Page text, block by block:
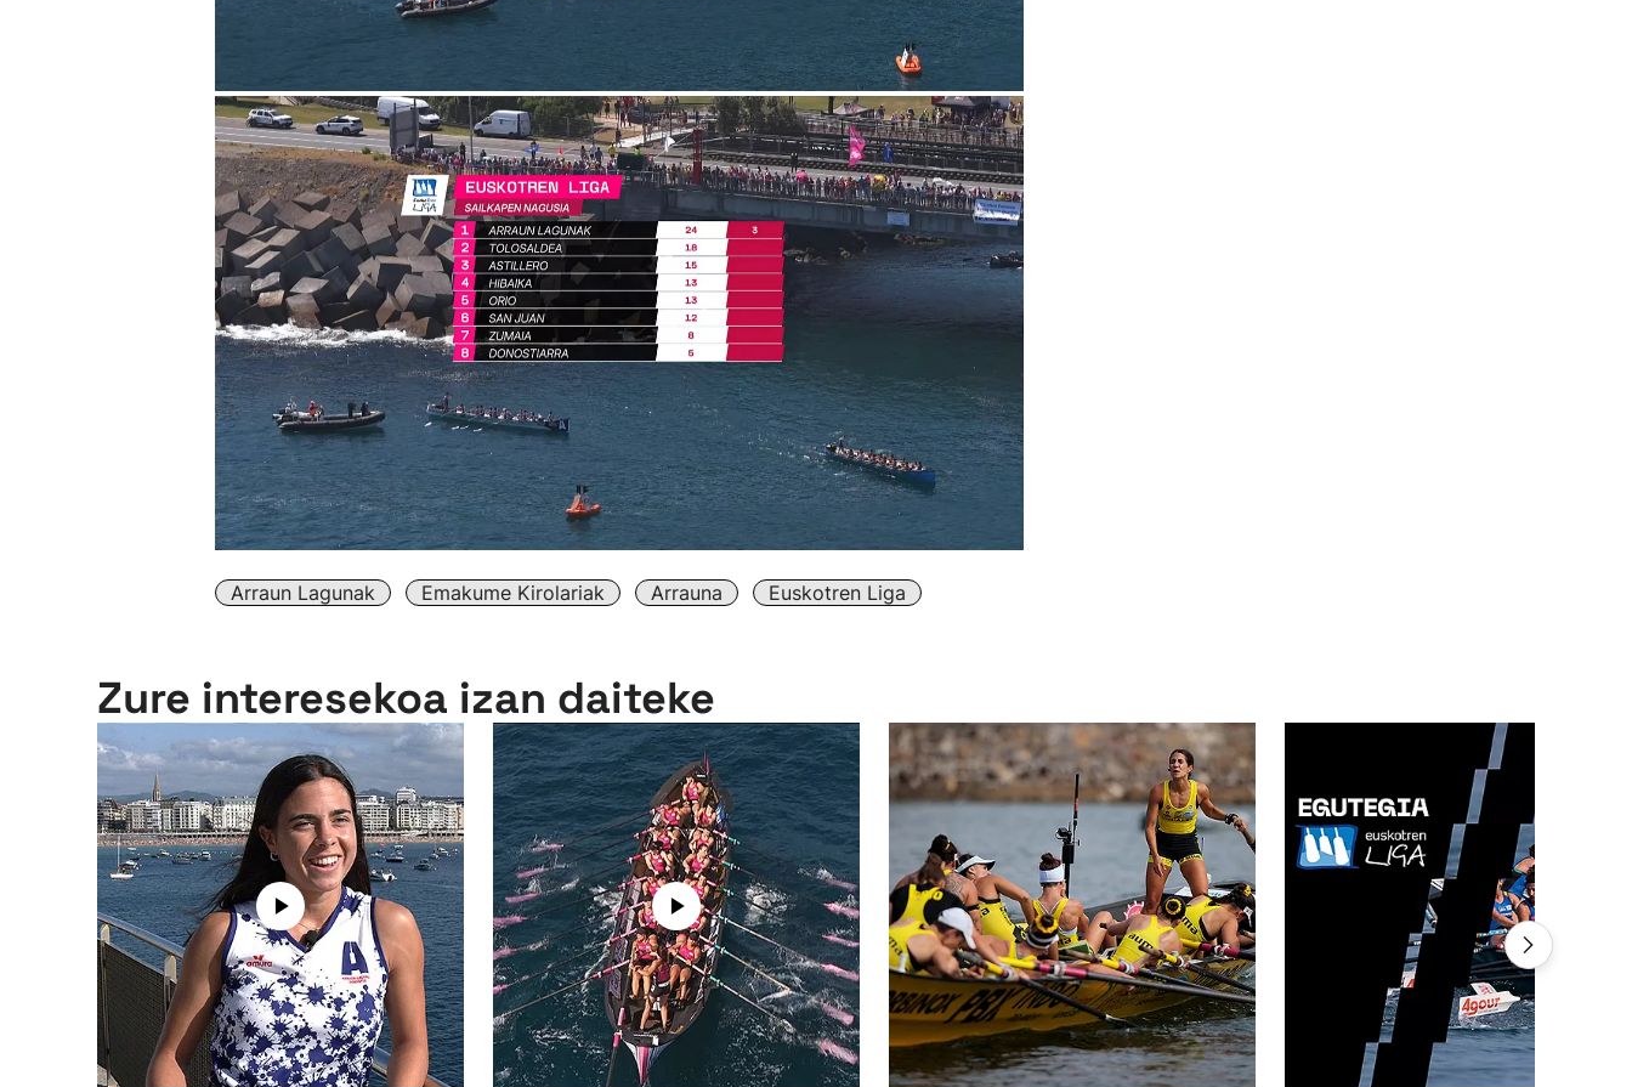
Arraun Lagunak Emakume Kirolariak Arrauna Euskotren Liga
Zure interesekoa izan daiteke